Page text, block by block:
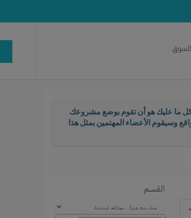
السوق
ما عليك هو أن تقوم بوضع مشروعك
وسيقوم الأعضاء المهتمين بمثل هذا
القسم